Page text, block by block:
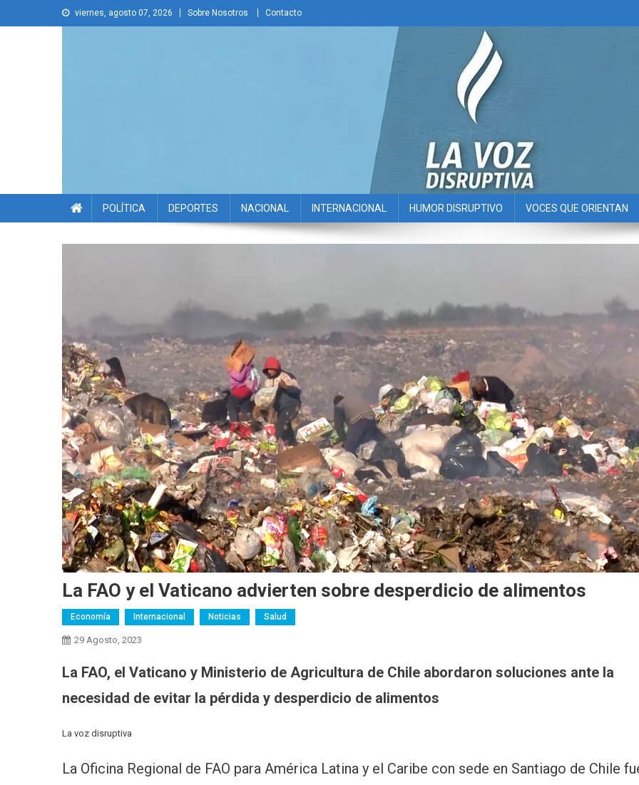
to
viernes, agosto 07, 2026 Sobre Nosotros Contacto
La Voz Disruptiva
POLÍTICA DEPORTES NACIONAL INTERNACIONAL HUMOR DISRUPTIVO VOCES QUE ORIENTAN
La FAO y el Vaticano advierten sobre desperdicio de alimentos
Economía Internacional Noticias Salud
29 Agosto, 2023
La FAO, el Vaticano y Ministerio de Agricultura de Chile abordaron soluciones ante la
necesidad de evitar la pérdida y desperdicio de alimentos
La voz disruptiva
La Oficina Regional de FAO para América Latina y el Caribe con sede en Santiago de Chile